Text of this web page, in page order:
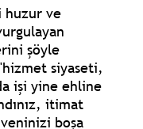
huzur ve
şöyle
siyaseti,
işi yine ehline
itimat
boşa